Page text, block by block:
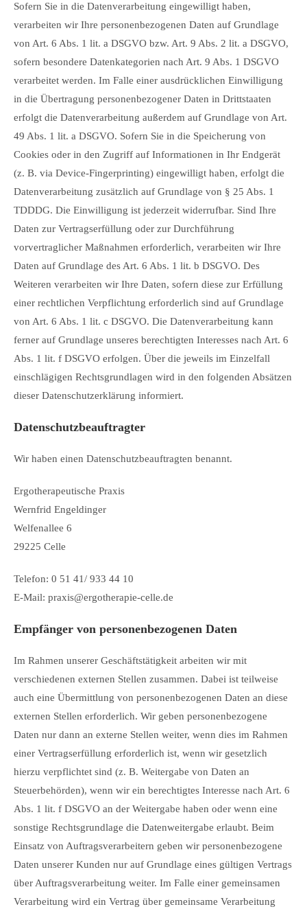
Sofern Sie in die Datenverarbeitung eingewilligt haben,
verarbeiten wir Ihre personenbezogenen Daten auf Grundlage
von Art. 6 Abs. 1 lit. a DSGVO bzw. Art. 9 Abs. 2 lit. a DSGVO,
sofern besondere Datenkategorien nach Art. 9 Abs. 1 DSGVO
verarbeitet werden. Im Falle einer ausdrücklichen Einwilligung
in die Übertragung personenbezogener Daten in Drittstaaten
erfolgt die Datenverarbeitung außerdem auf Grundlage von Art.
49 Abs. 1 lit. a DSGVO. Sofern Sie in die Speicherung von
Cookies oder in den Zugriff auf Informationen in Ihr Endgerät
(z. B. via Device-Fingerprinting) eingewilligt haben, erfolgt die
Datenverarbeitung zusätzlich auf Grundlage von § 25 Abs. 1
TDDDG. Die Einwilligung ist jederzeit widerrufbar. Sind Ihre
Daten zur Vertragserfüllung oder zur Durchführung
vorvertraglicher Maßnahmen erforderlich, verarbeiten wir Ihre
Daten auf Grundlage des Art. 6 Abs. 1 lit. b DSGVO. Des
Weiteren verarbeiten wir Ihre Daten, sofern diese zur Erfüllung
einer rechtlichen Verpflichtung erforderlich sind auf Grundlage
von Art. 6 Abs. 1 lit. c DSGVO. Die Datenverarbeitung kann
ferner auf Grundlage unseres berechtigten Interesses nach Art. 6
Abs. 1 lit. f DSGVO erfolgen. Über die jeweils im Einzelfall
einschlägigen Rechtsgrundlagen wird in den folgenden Absätzen
dieser Datenschutzerklärung informiert.
Datenschutz­beauftragter
Wir haben einen Datenschutzbeauftragten benannt.
Ergotherapeutische Praxis
Wernfrid Engeldinger
Welfenallee 6
29225 Celle
Telefon: 0 51 41/ 933 44 10
E-Mail: praxis@ergotherapie-celle.de
Empfänger von personenbezogenen Daten
Im Rahmen unserer Geschäftstätigkeit arbeiten wir mit
verschiedenen externen Stellen zusammen. Dabei ist teilweise
auch eine Übermittlung von personenbezogenen Daten an diese
externen Stellen erforderlich. Wir geben personenbezogene
Daten nur dann an externe Stellen weiter, wenn dies im Rahmen
einer Vertragserfüllung erforderlich ist, wenn wir gesetzlich
hierzu verpflichtet sind (z. B. Weitergabe von Daten an
Steuerbehörden), wenn wir ein berechtigtes Interesse nach Art. 6
Abs. 1 lit. f DSGVO an der Weitergabe haben oder wenn eine
sonstige Rechtsgrundlage die Datenweitergabe erlaubt. Beim
Einsatz von Auftragsverarbeitern geben wir personenbezogene
Daten unserer Kunden nur auf Grundlage eines gültigen Vertrags
über Auftragsverarbeitung weiter. Im Falle einer gemeinsamen
Verarbeitung wird ein Vertrag über gemeinsame Verarbeitung